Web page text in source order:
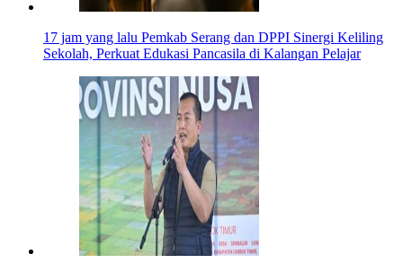
17 jam yang lalu Pemkab Serang dan DPPI Sinergi Keliling
Sekolah, Perkuat Edukasi Pancasila di Kalangan Pelajar